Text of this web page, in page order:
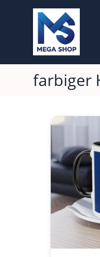
farbiger